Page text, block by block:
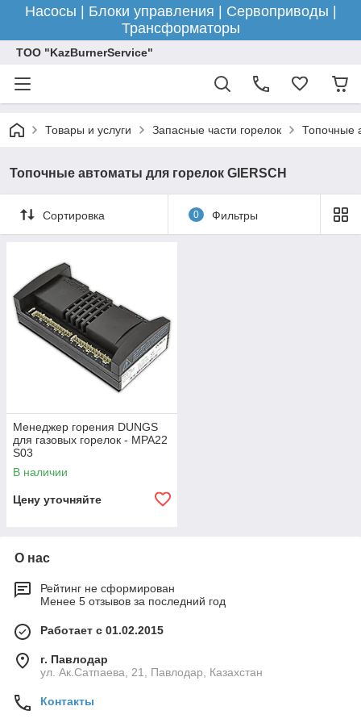
Насосы | Блоки управления | Сервоприводы |
Трансформаторы
ТОО "KazBurnerService"
Товары и услуги Запасные части горелок Топочные
Топочные автоматы для горелок GIERSCH
Сортировка 0 Фильтры
Менеджер горения DUNGS
для газовых горелок - MPA22
S03
В наличии
Цену уточняйте
О нас
Рейтинг не сформирован
Менее 5 отзывов за последний год
Работает с 01.02.2015
г. Павлодар
ул. Ак.Сатпаева, 21, Павлодар, Казахстан
Контакты